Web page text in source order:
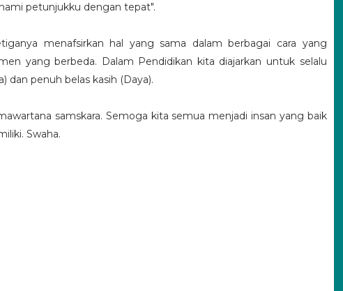
petunjukku dengan tepat".
menafsirkan hal yang sama dalam berbagai cara yang
yang berbeda. Dalam Pendidikan kita diajarkan untuk selalu
dan penuh belas kasih (Daya).
samskara. Semoga kita semua menjadi insan yang baik
Swaha.